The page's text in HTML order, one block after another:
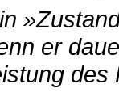
er
des